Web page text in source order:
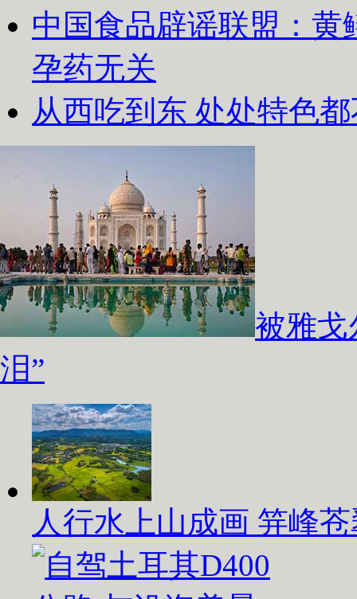
中国食品辟谣联盟：
孕药无关
从西吃到东 处处特色
被雅戈
泪”
人行水上山成画 笄峰